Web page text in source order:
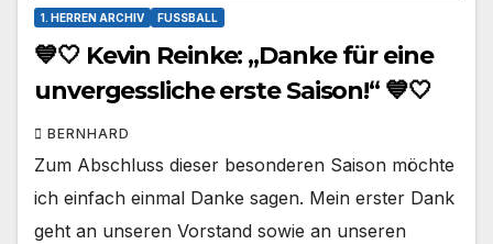
1. HERREN ARCHIV FUSSBALL
💙🤍 Kevin Reinke: „Danke für eine
unvergessliche erste Saison!“ 💙🤍
BERNHARD
Zum Abschluss dieser besonderen Saison möchte
ich einfach einmal Danke sagen. Mein erster Dank
geht an unseren Vorstand sowie an unseren